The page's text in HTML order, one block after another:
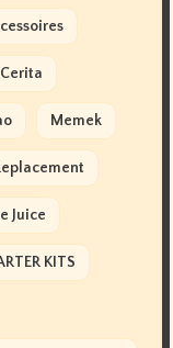
Memek
Juice
KITS